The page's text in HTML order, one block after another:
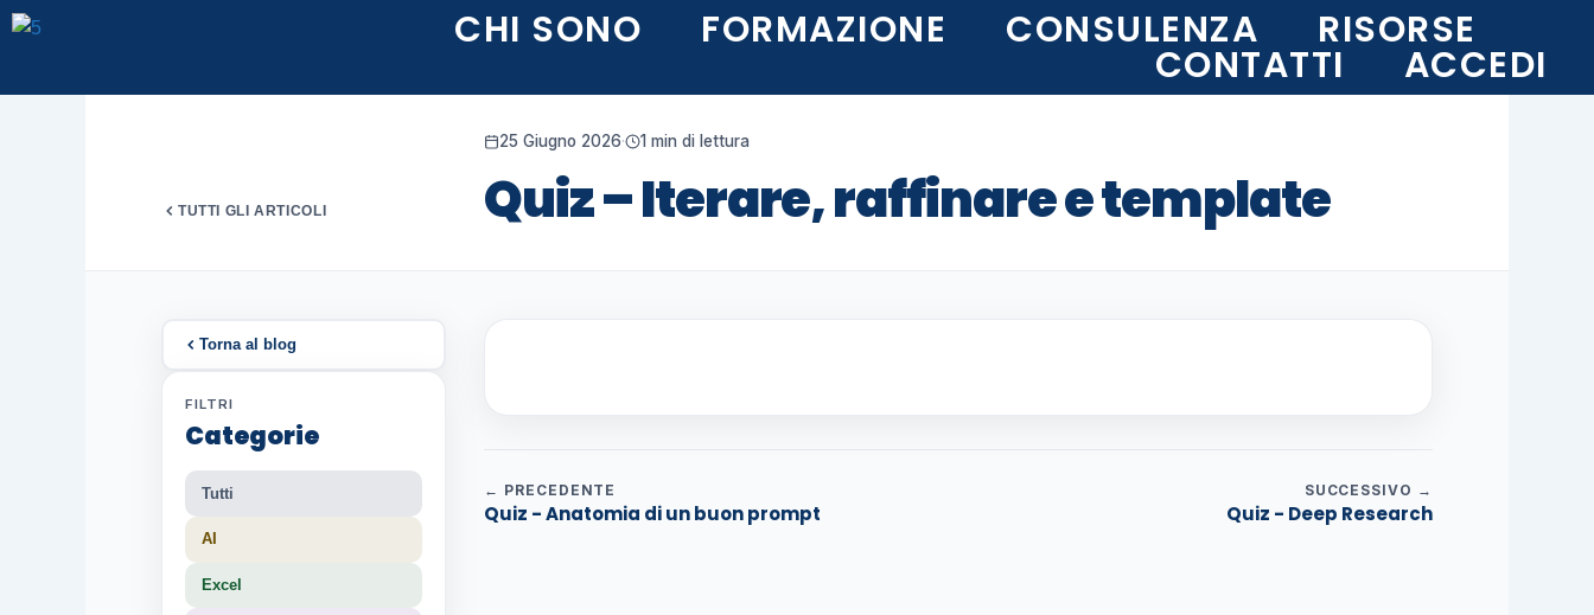
Vai
CHI SONO FORMAZIONE CONSULENZA RISORSE
CONTATTI ACCEDI
TUTTI GLI ARTICOLI
25 Giugno 2026· 1 min di lettura
Quiz – Iterare, raffinare e template
Torna al blog
FILTRI
Categorie
Tutti
AI
Excel
← PRECEDENTE
Quiz - Anatomia di un buon prompt
SUCCESSIVO →
Quiz - Deep Research